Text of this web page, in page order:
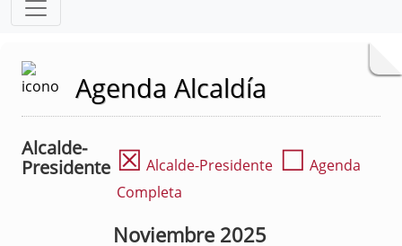
Agenda Alcaldía
Alcalde-
Presidente ☒ Alcalde-Presidente ☐ Agenda
Completa
Noviembre 2025